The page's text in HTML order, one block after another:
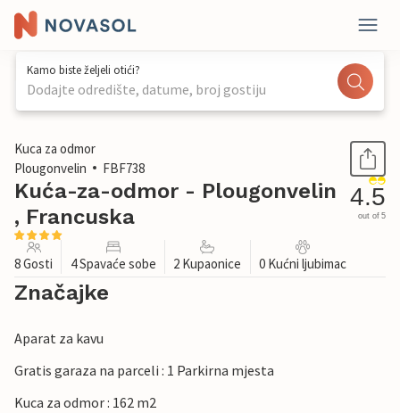
Kamo biste željeli otići?
Dodajte odredište, datume, broj gostiju
1 / 31
Kuca za odmor
Plougonvelin
FBF738
Kuća-za-odmor - Plougonvelin
, Francuska
4.5
out of 5
8 Gosti 4 Spavaće sobe 2 Kupaonice 0 Kućni ljubimac
Značajke
Aparat za kavu
Gratis garaza na parceli : 1 Parkirna mjesta
Kuca za odmor : 162 m2